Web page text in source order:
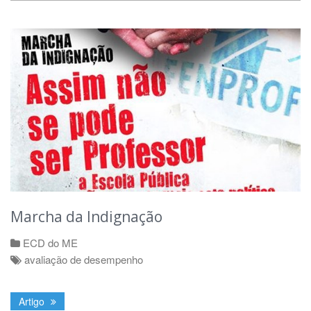
Marcha da Indignação
ECD do ME
avaliação de desempenho
Artigo